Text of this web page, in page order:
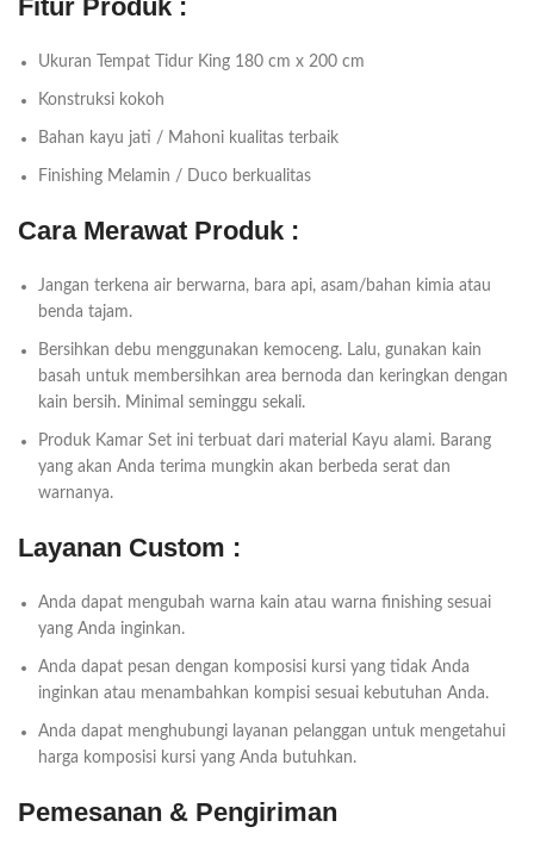
Fitur Produk :
Ukuran Tempat Tidur King 180 cm x 200 cm
Konstruksi kokoh
Bahan kayu jati / Mahoni kualitas terbaik
Finishing Melamin / Duco berkualitas
Cara Merawat Produk :
Jangan terkena air berwarna, bara api, asam/bahan kimia atau
benda tajam.
Bersihkan debu menggunakan kemoceng. Lalu, gunakan kain
basah untuk membersihkan area bernoda dan keringkan dengan
kain bersih. Minimal seminggu sekali.
Produk Kamar Set ini terbuat dari material Kayu alami. Barang
yang akan Anda terima mungkin akan berbeda serat dan
warnanya.
Layanan Custom :
Anda dapat mengubah warna kain atau warna finishing sesuai
yang Anda inginkan.
Anda dapat pesan dengan komposisi kursi yang tidak Anda
inginkan atau menambahkan kompisi sesuai kebutuhan Anda.
Anda dapat menghubungi layanan pelanggan untuk mengetahui
harga komposisi kursi yang Anda butuhkan.
Pemesanan & Pengiriman